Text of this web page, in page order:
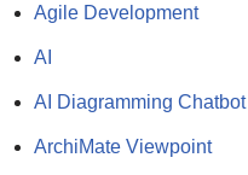
Agile Development
AI
AI Diagramming Chatbot
ArchiMate Viewpoint